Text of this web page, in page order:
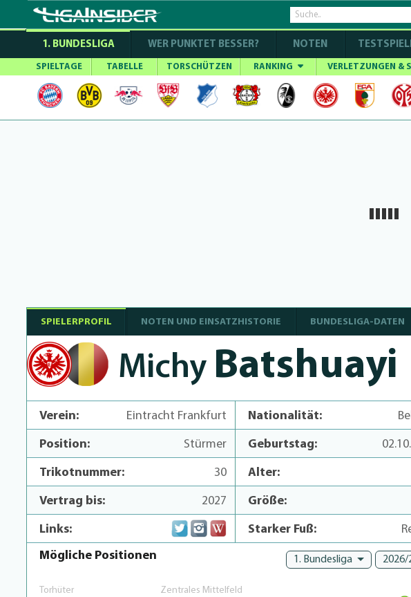
1. BUNDESLIGA WER PUNKTET BESSER? NOTEN
SPIELTAGE TABELLE TORSCHÜTZEN RANKING VERLETZUNGEN &
SPIELERPROFIL NOTEN UND EINSATZHISTORIE BUNDESLIGA-DATEN
Michy Batshuayi
Verein: Eintracht Frankfurt
Position: Stürmer
Trikotnummer: 30
Vertrag bis: 2027
Links:
Nationalität:
Geburtstag:
Alter:
Größe:
Starker Fuß:
Mögliche Positionen
1. Bundesliga 2026/
Torhüter Zentrales Mittelfeld